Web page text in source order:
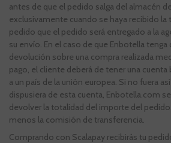
antes de que el pedido salga del almacén
exclusivamente cuando se haya recibido
pedido que el pedido será entregado a la
su envío. En el caso de que Enbotella tenga
devolución sobre una compra realizada
pago, el cliente deberá de tener una
a un país de la unión europea. Si no fuera
dispusiera de esta cuenta, Enbotella.com
devolver la totalidad del importe del
menos la comisión de transferencia.
Comprando con Scalapay recibirás tu